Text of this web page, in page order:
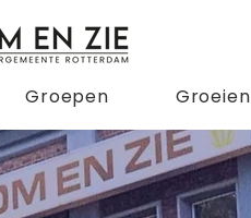
Groepen Groeien